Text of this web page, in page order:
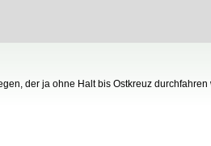
der ja ohne Halt bis Ostkreuz durchfahren